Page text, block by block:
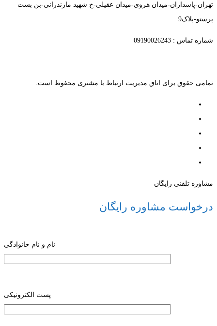
تهران-پاسداران-میدان هروی-میدان عقیلی-خ شهید مازندرانی-بن بست
پرستو-پلاک9
شماره تماس : 09190026243
تمامی حقوق برای اتاق مدیریت ارتباط با مشتری محفوظ است.
مشاوره تلفنی رایگان
درخواست مشاوره رایگان
نام و نام خانوادگی
پست الکترونیکی